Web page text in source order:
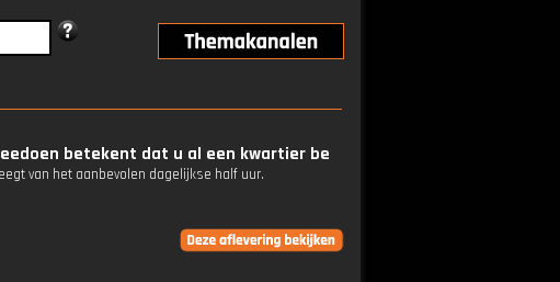
betekent dat u al een kwartier be
van het aanbevolen dagelijkse half uur.